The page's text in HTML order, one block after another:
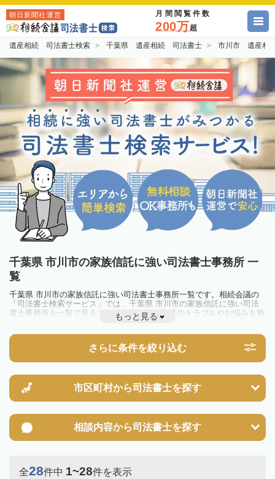
朝日新聞社運営 月間閲覧件数
200万超
遺産相続 司法書士検索 千葉県 遺産相続 司法書士 市川市 遺産相
千葉県 市川市の家族信託に強い司法書士事務所 一
覧
千葉県 市川市の家族信託に強い司法書士事務所一覧です。相続会議の
「司法書士検索サービス」では、千葉県 市川市の家族信託に強い司法
書士事務所を一覧で見ることが出来ます。相続のトラブルやお悩みを抱
えている方は一度近隣の司法書士に相談してみましょう。
もっと見る
さらに条件を絞り込む
市区町村から司法書士を探す
相談内容から司法書士を探す
全28件中 1~28件を表示